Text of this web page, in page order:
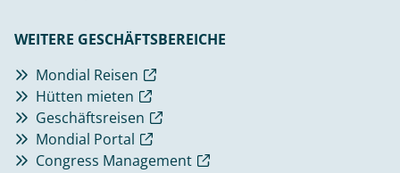
WEITERE GESCHÄFTSBEREICHE
Mondial Reisen
Hütten mieten
Geschäftsreisen
Mondial Portal
Congress Management